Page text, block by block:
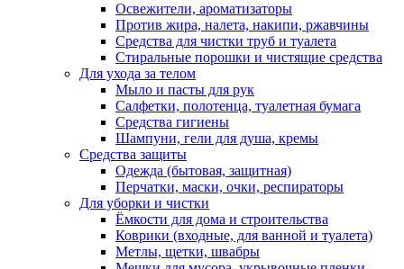
Освежители, ароматизаторы
Против жира, налета, накипи, ржавчины
Средства для чистки труб и туалета
Стиральные порошки и чистящие средства
Для ухода за телом
Мыло и пасты для рук
Салфетки, полотенца, туалетная бумага
Средства гигиены
Шампуни, гели для душа, кремы
Средства защиты
Одежда (бытовая, защитная)
Перчатки, маски, очки, респираторы
Для уборки и чистки
Ёмкости для дома и строительства
Коврики (входные, для ванной и туалета)
Метлы, щетки, швабры